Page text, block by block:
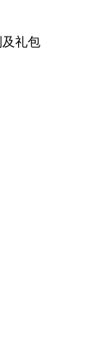
及礼包